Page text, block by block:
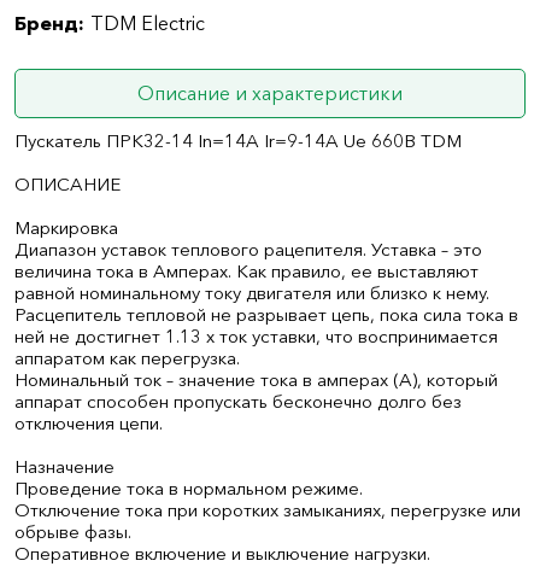
Бренд: TDM Electric
Описание и характеристики
Пускатель ПРК32-14 In=14A Ir=9-14A Ue 660В TDM
ОПИСАНИЕ
Маркировка
Диапазон уставок теплового рацепителя. Уставка – это
величина тока в Амперах. Как правило, ее выставляют
равной номинальному току двигателя или близко к нему.
Расцепитель тепловой не разрывает цепь, пока сила тока в
ней не достигнет 1.13 х ток уставки, что воспринимается
аппаратом как перегрузка.
Номинальный ток – значение тока в амперах (А), который
аппарат способен пропускать бесконечно долго без
отключения цепи.
Назначение
Проведение тока в нормальном режиме.
Отключение тока при коротких замыканиях, перегрузке или
обрыве фазы.
Оперативное включение и выключение нагрузки.